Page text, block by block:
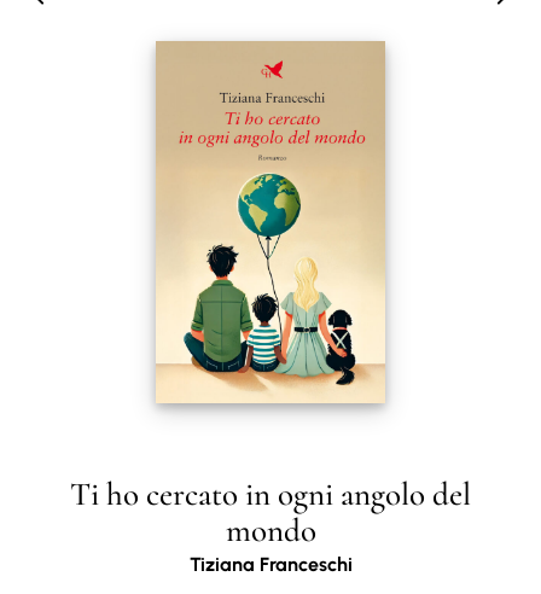
Ti ho cercato in ogni angolo del
mondo
Tiziana Franceschi